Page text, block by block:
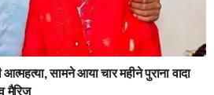
सामने आया चार महीने पुराना वादा
मैरिज